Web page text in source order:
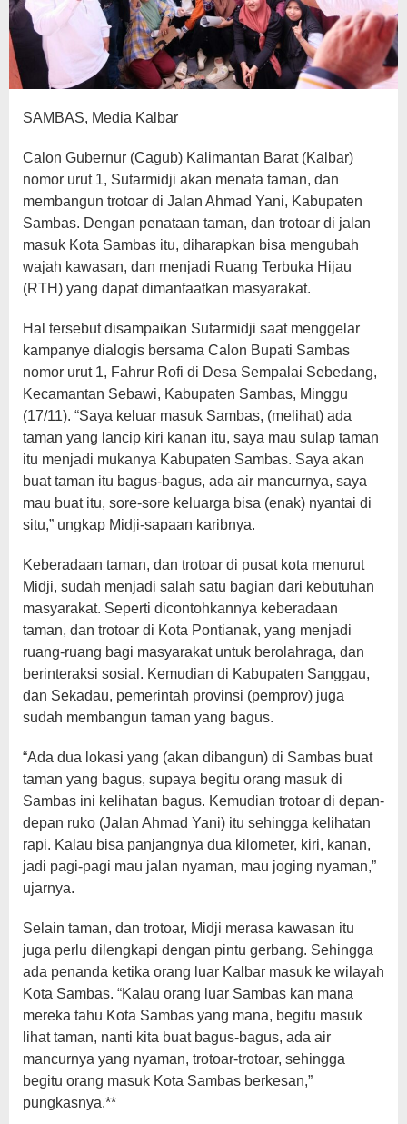
SAMBAS, Media Kalbar
Calon Gubernur (Cagub) Kalimantan Barat (Kalbar)
nomor urut 1, Sutarmidji akan menata taman, dan
membangun trotoar di Jalan Ahmad Yani, Kabupaten
Sambas. Dengan penataan taman, dan trotoar di jalan
masuk Kota Sambas itu, diharapkan bisa mengubah
wajah kawasan, dan menjadi Ruang Terbuka Hijau
(RTH) yang dapat dimanfaatkan masyarakat.
Hal tersebut disampaikan Sutarmidji saat menggelar
kampanye dialogis bersama Calon Bupati Sambas
nomor urut 1, Fahrur Rofi di Desa Sempalai Sebedang,
Kecamantan Sebawi, Kabupaten Sambas, Minggu
(17/11). “Saya keluar masuk Sambas, (melihat) ada
taman yang lancip kiri kanan itu, saya mau sulap taman
itu menjadi mukanya Kabupaten Sambas. Saya akan
buat taman itu bagus-bagus, ada air mancurnya, saya
mau buat itu, sore-sore keluarga bisa (enak) nyantai di
situ,” ungkap Midji-sapaan karibnya.
Keberadaan taman, dan trotoar di pusat kota menurut
Midji, sudah menjadi salah satu bagian dari kebutuhan
masyarakat. Seperti dicontohkannya keberadaan
taman, dan trotoar di Kota Pontianak, yang menjadi
ruang-ruang bagi masyarakat untuk berolahraga, dan
berinteraksi sosial. Kemudian di Kabupaten Sanggau,
dan Sekadau, pemerintah provinsi (pemprov) juga
sudah membangun taman yang bagus.
“Ada dua lokasi yang (akan dibangun) di Sambas buat
taman yang bagus, supaya begitu orang masuk di
Sambas ini kelihatan bagus. Kemudian trotoar di depan-
depan ruko (Jalan Ahmad Yani) itu sehingga kelihatan
rapi. Kalau bisa panjangnya dua kilometer, kiri, kanan,
jadi pagi-pagi mau jalan nyaman, mau joging nyaman,”
ujarnya.
Selain taman, dan trotoar, Midji merasa kawasan itu
juga perlu dilengkapi dengan pintu gerbang. Sehingga
ada penanda ketika orang luar Kalbar masuk ke wilayah
Kota Sambas. “Kalau orang luar Sambas kan mana
mereka tahu Kota Sambas yang mana, begitu masuk
lihat taman, nanti kita buat bagus-bagus, ada air
mancurnya yang nyaman, trotoar-trotoar, sehingga
begitu orang masuk Kota Sambas berkesan,”
pungkasnya.**